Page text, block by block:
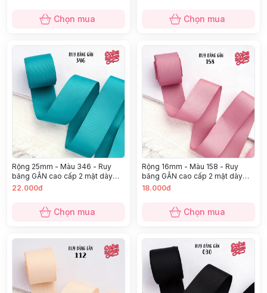
Chọn mua Chọn mua
Rộng 25mm - Màu 346 - Ruy
băng GÂN cao cấp 2 mặt dày
dặn
22.000đ
Chọn mua
Rộng 16mm - Màu 158 - Ruy
băng GÂN cao cấp 2 mặt dày
dặn
18.000đ
Chọn mua